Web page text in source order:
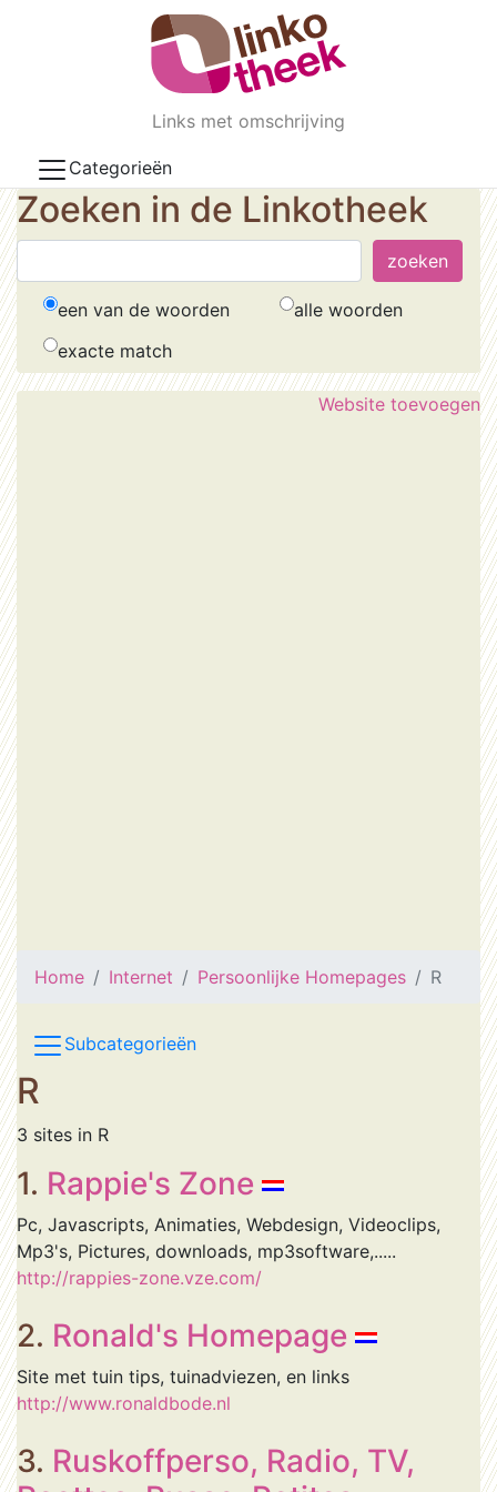
Skip to main content
Links met omschrijving
Categorieën
Zoeken in de Linkotheek
een van de woorden
alle woorden
exacte match
Website toevoegen
Home Internet Persoonlijke Homepages R
Subcategorieën
R
3 sites in R
1. Rappie's Zone
Pc, Javascripts, Animaties, Webdesign, Videoclips,
Mp3's, Pictures, downloads, mp3software,.....
http://rappies-zone.vze.com/
2. Ronald's Homepage
Site met tuin tips, tuinadviezen, en links
http://www.ronaldbode.nl
3. Ruskoffperso, Radio, TV,